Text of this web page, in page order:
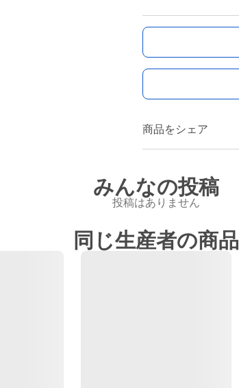
商品をシェア
みんなの投稿
投稿はありません
同じ生産者の商品